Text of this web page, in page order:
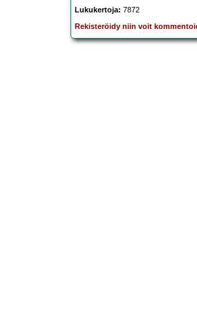
Lukukertoja: 7872
Rekisteröidy niin voit